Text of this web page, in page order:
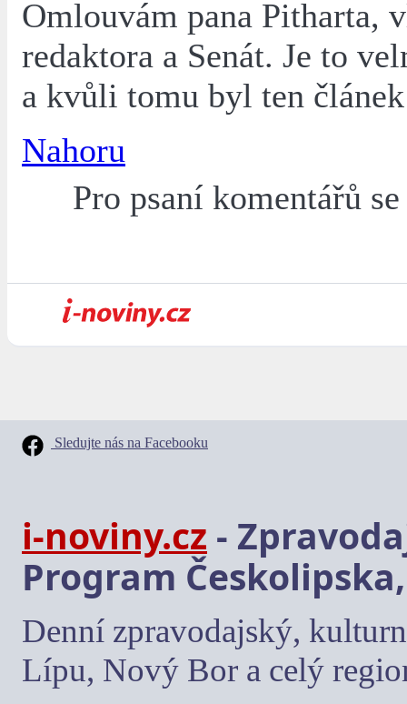
Omlouvám pana Pitharta,
redaktora a Senát. Je to
a kvůli tomu byl ten
Nahoru
Pro psaní komentářů
Sledujte nás na Facebooku
i-noviny.cz -
Program
Denní zpravodajský,
Lípu, Nový Bor a celý